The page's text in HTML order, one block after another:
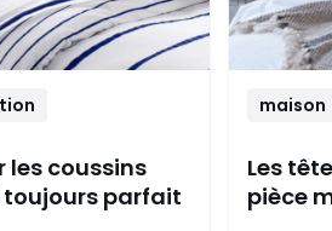
les coussins
toujours parfait
maison
Les
pièce